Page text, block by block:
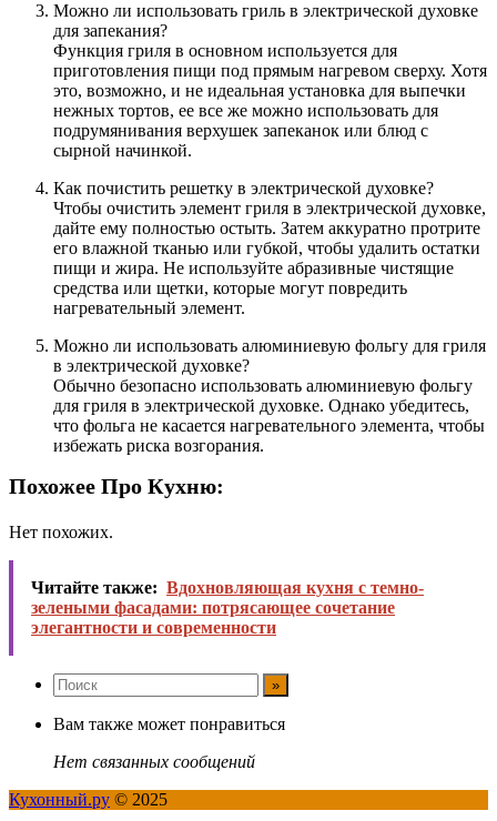
Можно ли использовать гриль в электрической духовке
для запекания?
Функция гриля в основном используется для
приготовления пищи под прямым нагревом сверху. Хотя
это, возможно, и не идеальная установка для выпечки
нежных тортов, ее все же можно использовать для
подрумянивания верхушек запеканок или блюд с
сырной начинкой.
Как почистить решетку в электрической духовке?
Чтобы очистить элемент гриля в электрической духовке,
дайте ему полностью остыть. Затем аккуратно протрите
его влажной тканью или губкой, чтобы удалить остатки
пищи и жира. Не используйте абразивные чистящие
средства или щетки, которые могут повредить
нагревательный элемент.
Можно ли использовать алюминиевую фольгу для гриля
в электрической духовке?
Обычно безопасно использовать алюминиевую фольгу
для гриля в электрической духовке. Однако убедитесь,
что фольга не касается нагревательного элемента, чтобы
избежать риска возгорания.
Похожее Про Кухню:
Нет похожих.
Читайте также: Вдохновляющая кухня с темно-
зелеными фасадами: потрясающее сочетание
элегантности и современности
Вам также может понравиться
Нет связанных сообщений
Кухонный.ру © 2025